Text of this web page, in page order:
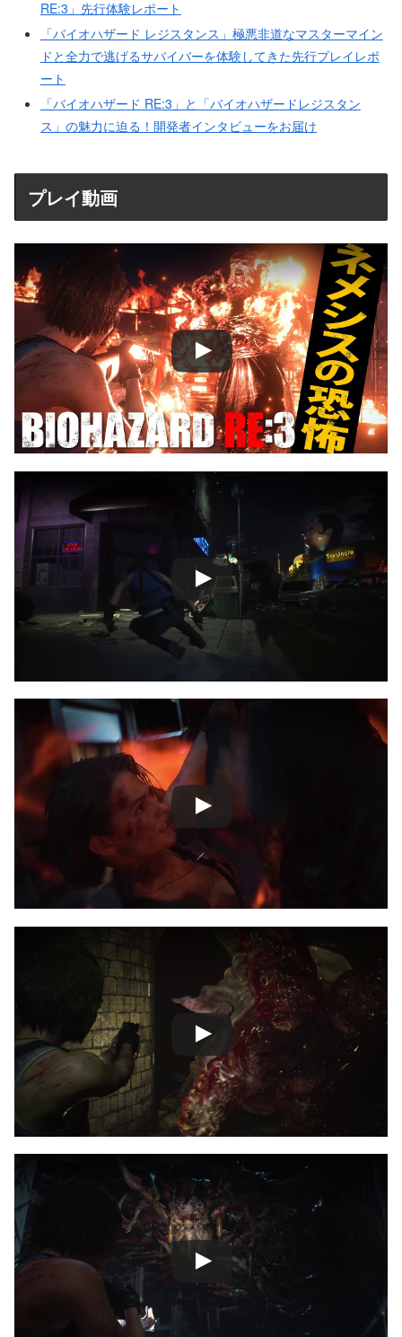
RE:3」先行体験レポート
「バイオハザード レジスタンス」極悪非道なマスターマイン
ドと全力で逃げるサバイバーを体験してきた先行プレイレポ
ート
「バイオハザード RE:3」と「バイオハザードレジスタン
ス」の魅力に迫る！開発者インタビューをお届け
プレイ動画